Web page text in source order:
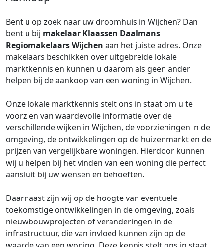
Bent u op zoek naar uw droomhuis in Wijchen? Dan
bent u bij makelaar Klaassen Daalmans
Regiomakelaars Wijchen aan het juiste adres. Onze
makelaars beschikken over uitgebreide lokale
marktkennis en kunnen u daarom als geen ander
helpen bij de aankoop van een woning in Wijchen.
Onze lokale marktkennis stelt ons in staat om u te
voorzien van waardevolle informatie over de
verschillende wijken in Wijchen, de voorzieningen in de
omgeving, de ontwikkelingen op de huizenmarkt en de
prijzen van vergelijkbare woningen. Hierdoor kunnen
wij u helpen bij het vinden van een woning die perfect
aansluit bij uw wensen en behoeften.
Daarnaast zijn wij op de hoogte van eventuele
toekomstige ontwikkelingen in de omgeving, zoals
nieuwbouwprojecten of veranderingen in de
infrastructuur, die van invloed kunnen zijn op de